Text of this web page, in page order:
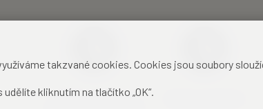
Středisko společných
takzvané cookies. Cookies jsou soubory
kliknutím na tlačítko „OK“.